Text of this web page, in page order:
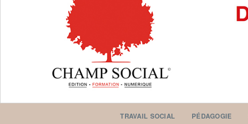
TRAVAIL SOCIAL PÉDAGOGIE